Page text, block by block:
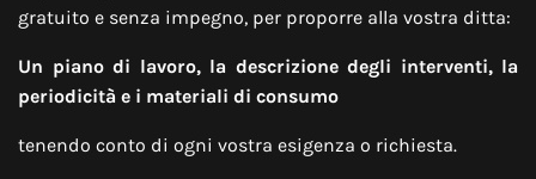
gratuito e senza impegno, per proporre alla vostra ditta:
Un piano di lavoro, la descrizione degli interventi, la
periodicità e i materiali di consumo
tenendo conto di ogni vostra esigenza o richiesta.